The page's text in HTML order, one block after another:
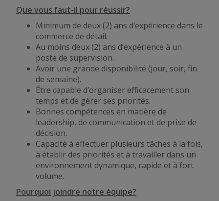
Que vous faut-il pour réussir?
Minimum de deux (2) ans d’expérience dans le
commerce de détail.
Au moins deux (2) ans d’expérience à un
poste de supervision.
Avoir une grande disponibilité (jour, soir, fin
de semaine).
Être capable d’organiser efficacement son
temps et de gérer ses priorités.
Bonnes compétences en matière de
leadership, de communication et de prise de
décision.
Capacité à effectuer plusieurs tâches à la fois,
à établir des priorités et à travailler dans un
environnement dynamique, rapide et à fort
volume.
Pourquoi joindre notre équipe?